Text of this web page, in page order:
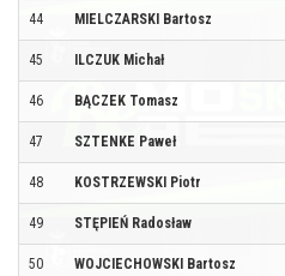
44 MIELCZARSKI Bartosz
45 ILCZUK Michał
46 BĄCZEK Tomasz
47 SZTENKE Paweł
48 KOSTRZEWSKI Piotr
49 STĘPIEŃ Radosław
50 WOJCIECHOWSKI Bartosz